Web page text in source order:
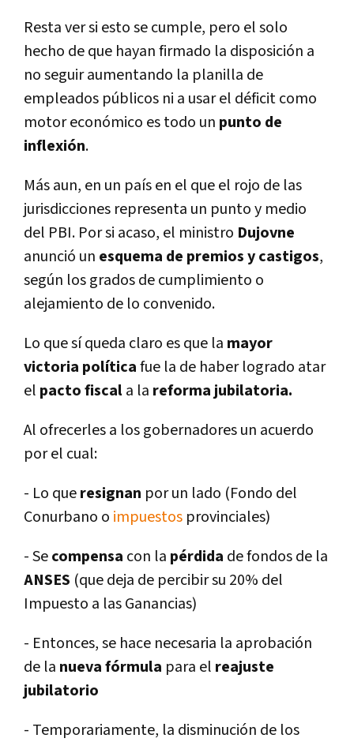
Resta ver si esto se cumple, pero el solo
hecho de que hayan firmado la disposición a
no seguir aumentando la planilla de
empleados públicos ni a usar el déficit como
motor económico es todo un punto de
inflexión.
Más aun, en un paí­s en el que el rojo de las
jurisdicciones representa un punto y medio
del PBI. Por si acaso, el ministro Dujovne
anunció un esquema de premios y castigos,
según los grados de cumplimiento o
alejamiento de lo convenido.
Lo que sí­ queda claro es que la mayor
victoria polí­ticafue la de haber logrado atar
el pacto fiscala la reforma jubilatoria.
Al ofrecerles a los gobernadores un acuerdo
por el cual:
- Lo queresignan por un lado (Fondo del
Conurbano o impuestos provinciales)
- Secompensa con la pérdida de fondos de la
ANSES (que deja de percibir su 20% del
Impuesto a las Ganancias)
- Entonces, se hace necesaria la aprobación
de la nueva fórmula para el reajuste
jubilatorio
- Temporariamente, la disminución de los